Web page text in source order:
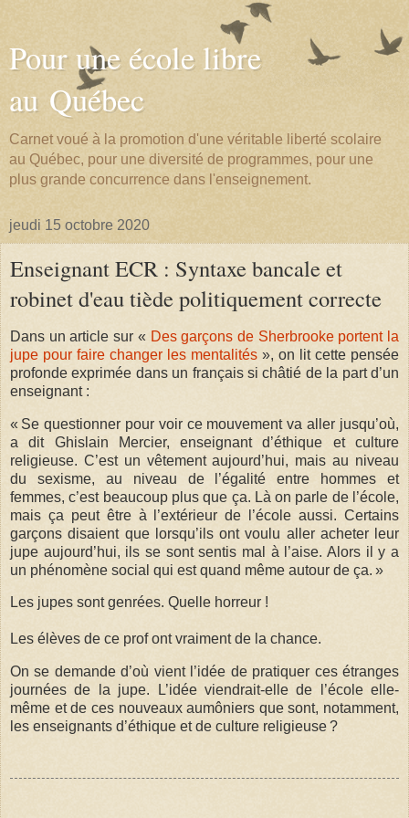
Pour une école libre
au Québec
Carnet voué à la promotion d'une véritable liberté scolaire
au Québec, pour une diversité de programmes, pour une
plus grande concurrence dans l'enseignement.
jeudi 15 octobre 2020
Enseignant ECR : Syntaxe bancale et
robinet d'eau tiède politiquement correcte
Dans un article sur « Des garçons de Sherbrooke portent la
jupe pour faire changer les mentalités », on lit cette pensée
profonde exprimée dans un français si châtié de la part d’un
enseignant :
« Se questionner pour voir ce mouvement va aller jusqu’où,
a dit Ghislain Mercier, enseignant d’éthique et culture
religieuse. C’est un vêtement aujourd’hui, mais au niveau
du sexisme, au niveau de l’égalité entre hommes et
femmes, c’est beaucoup plus que ça. Là on parle de l’école,
mais ça peut être à l’extérieur de l’école aussi. Certains
garçons disaient que lorsqu’ils ont voulu aller acheter leur
jupe aujourd’hui, ils se sont sentis mal à l’aise. Alors il y a
un phénomène social qui est quand même autour de ça. »
Les jupes sont genrées. Quelle horreur !
Les élèves de ce prof ont vraiment de la chance.
On se demande d’où vient l’idée de pratiquer ces étranges
journées de la jupe. L’idée viendrait-elle de l’école elle-
même et de ces nouveaux aumôniers que sont, notamment,
les enseignants d’éthique et de culture religieuse ?